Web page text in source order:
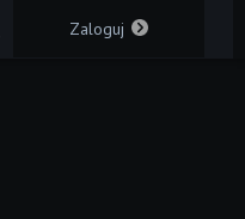
Zaloguj